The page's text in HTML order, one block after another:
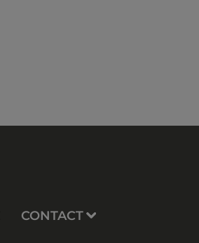
CONTACT